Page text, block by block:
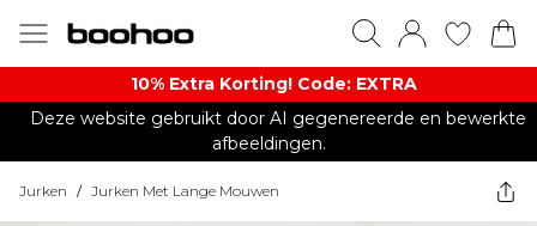
10% Extra Korting! Code: EXTRA​
Deze website gebruikt door AI gegenereerde en bewerkte
afbeeldingen.
Jurken / Jurken Met Lange Mouwen